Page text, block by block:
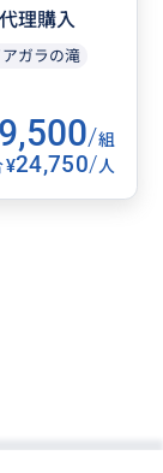
理購入
アガラの滝
/組
¥24,750/人